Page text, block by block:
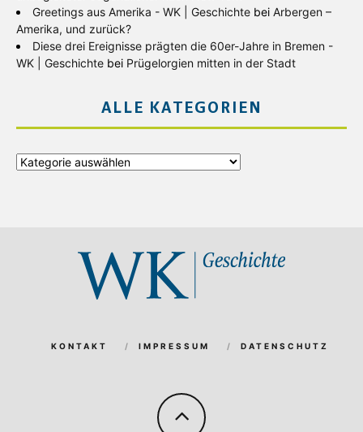
Greetings aus Amerika - WK | Geschichte bei Arbergen –
Amerika, und zurück?
Diese drei Ereignisse prägten die 60er-Jahre in Bremen -
WK | Geschichte bei Prügelorgien mitten in der Stadt
ALLE KATEGORIEN
Alle
KONTAKT IMPRESSUM DATENSCHUTZ